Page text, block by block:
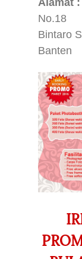
Alamat :
No.18
Bintaro
Banten